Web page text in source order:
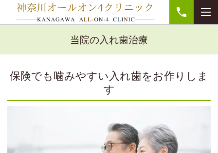
当院の入れ歯治療
保険でも噛みやすい入れ歯をお作りしま
す